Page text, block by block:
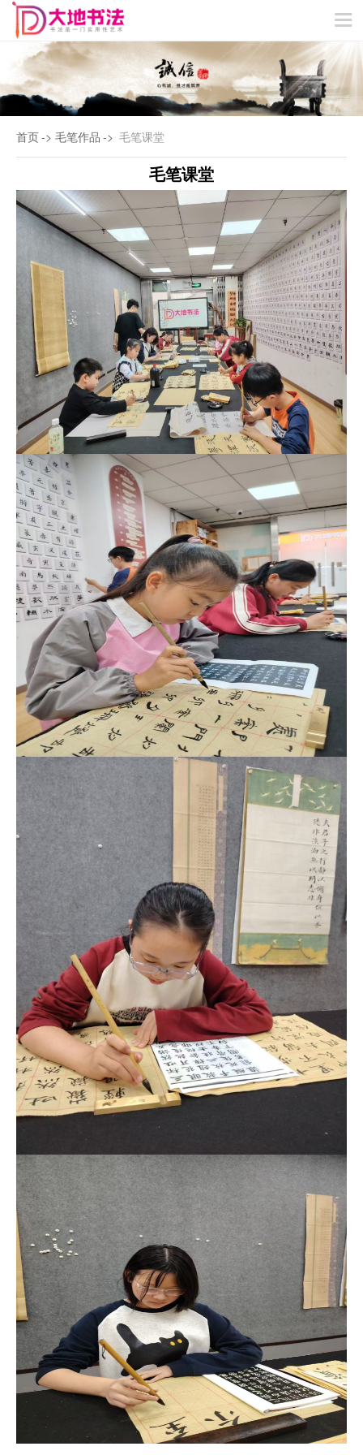
网站首页
关于我们
精品课程
VIP特色教学
教学成果
教师团队
新闻动态
冬/夏令营
联系我们
首页-> 毛笔作品 -> 毛笔课堂
毛笔课堂